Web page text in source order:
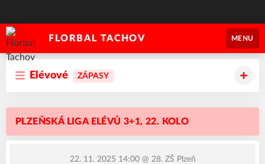
FLORBAL TACHOV MENU
Elévové ZÁPASY
PLZEŇSKÁ LIGA ELÉVŮ 3+1, 22. KOLO
22. 11. 2025 14:00@ 28. ZŠ Plzeň